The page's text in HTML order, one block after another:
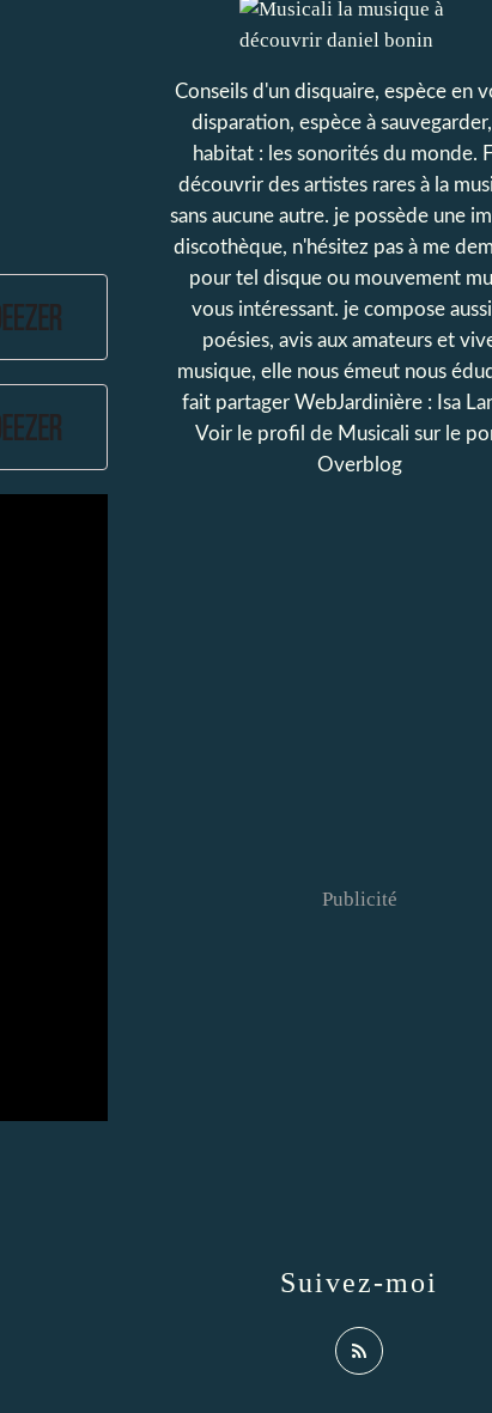
Conseils d'un disquaire, espèce en
disparation, espèce à
habitat : les sonorités du monde.
découvrir des artistes rares à la
sans aucune autre. je possède une
discothèque, n'hésitez pas à me
pour tel disque ou mouvement
vous intéressant. je compose
poésies, avis aux amateurs et
musique, elle nous émeut nous
fait partager WebJardinière : Isa
Voir le profil de Musicali sur le
Overblog
Suivez-moi
Publicité